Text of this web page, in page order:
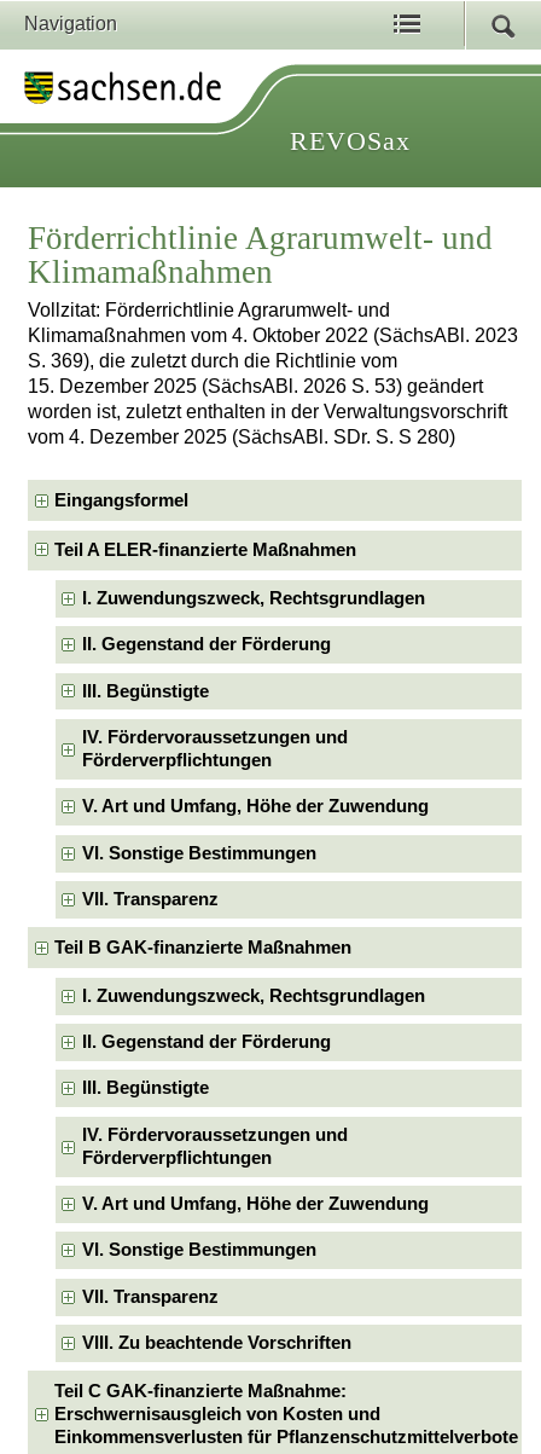
Navigation
REVOSax
Förderrichtlinie Agrarumwelt- und
Klimamaßnahmen
Vollzitat: Förderrichtlinie Agrarumwelt- und
Klimamaßnahmen vom 4. Oktober 2022 (SächsABl. 2023
S. 369), die zuletzt durch die Richtlinie vom
15. Dezember 2025 (SächsABl. 2026 S. 53) geändert
worden ist, zuletzt enthalten in der Verwaltungsvorschrift
vom 4. Dezember 2025 (SächsABl. SDr. S. S 280)
Eingangsformel
Teil A ELER-finanzierte Maßnahmen
I. Zuwendungszweck, Rechtsgrundlagen
II. Gegenstand der Förderung
III. Begünstigte
IV. Fördervoraussetzungen und
Förderverpflichtungen
V. Art und Umfang, Höhe der Zuwendung
VI. Sonstige Bestimmungen
VII. Transparenz
Teil B GAK-finanzierte Maßnahmen
I. Zuwendungszweck, Rechtsgrundlagen
II. Gegenstand der Förderung
III. Begünstigte
IV. Fördervoraussetzungen und
Förderverpflichtungen
V. Art und Umfang, Höhe der Zuwendung
VI. Sonstige Bestimmungen
VII. Transparenz
VIII. Zu beachtende Vorschriften
Teil C GAK-finanzierte Maßnahme:
Erschwernisausgleich von Kosten und
Einkommensverlusten für Pflanzenschutzmittelverbote